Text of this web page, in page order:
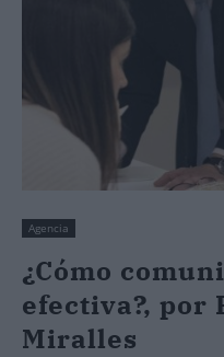
Agencia
¿Cómo
efectiva?, por
Miralles